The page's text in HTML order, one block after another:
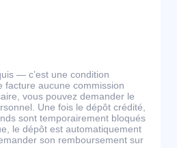
— c’est une condition
facture aucune commission
vous pouvez demander le
Une fois le dépôt crédité,
sont temporairement bloqués
le dépôt est automatiquement
son remboursement sur